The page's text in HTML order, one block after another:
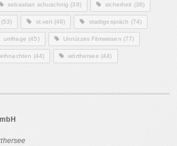
sebastian schuschnig (38) sicherheit (36)
(53) st.veit(49) stadtgespräch (74)
umfrage (45) Unnützes Filmwissen (77)
(44) wörthersee (44)